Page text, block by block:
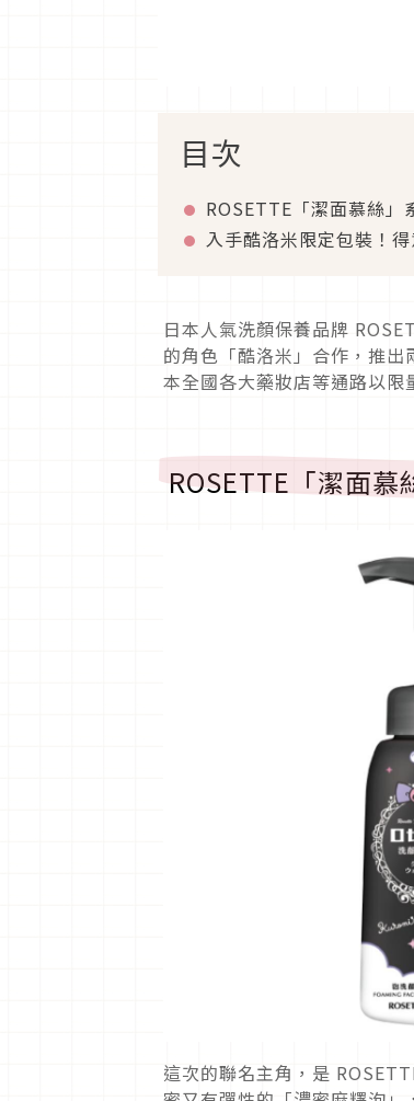
目次
ROSETTE「潔面慕絲
入手酷洛米限定包裝！
日本人氣洗顏保養品牌
的角色「酷洛米」合作，推
本全國各大藥妝店等通路以限
ROSETTE「潔面
這次的聯名主角，是